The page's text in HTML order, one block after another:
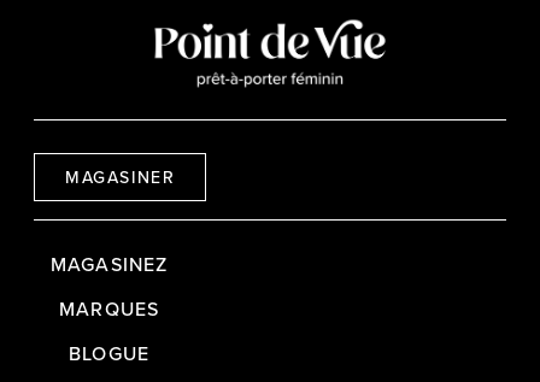
MAGASINER
MAGASINEZ
MARQUES
BLOGUE